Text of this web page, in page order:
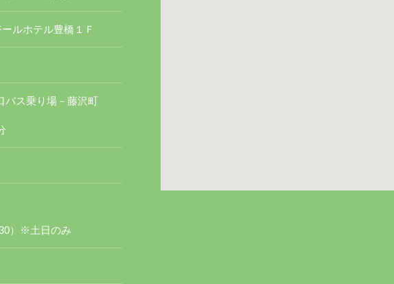
ルホテル豊橋１Ｆ
ス乗り場－藤沢町
）※土日のみ